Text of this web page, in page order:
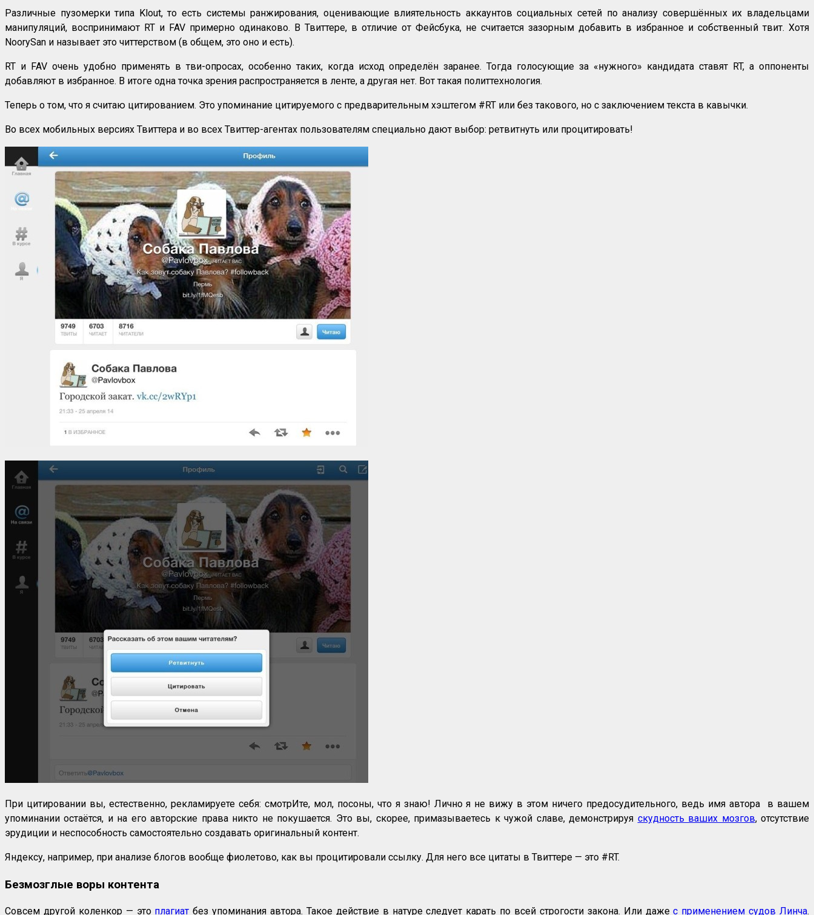
Различные пузомерки типа Klout, то есть системы ранжирования, оценивающие влиятельность аккаунтов социальных сетей по анализу совершённых их владельцами
манипуляций, воспринимают RT и FAV примерно одинаково. В Твиттере, в отличие от Фейсбука, не считается зазорным добавить в избранное и собственный твит. Хотя
NoorySan и называет это читтерством (в общем, это оно и есть).
RT и FAV очень удобно применять в тви-опросах, особенно таких, когда исход определён заранее. Тогда голосующие за «нужного» кандидата ставят RT, а оппоненты
добавляют в избранное. В итоге одна точка зрения распространяется в ленте, а другая нет. Вот такая политтехнология.
Теперь о том, что я считаю цитированием. Это упоминание цитируемого с предварительным хэштегом #RT или без такового, но с заключением текста в кавычки.
Во всех мобильных версиях Твиттера и во всех Твиттер-агентах пользователям специально дают выбор: ретвитнуть или процитировать!
При цитировании вы, естественно, рекламируете себя: смотрИте, мол, посоны, что я знаю! Лично я не вижу в этом ничего предосудительного, ведь имя автора в вашем
упоминании остаётся, и на его авторские права никто не покушается. Это вы, скорее, примазываетесь к чужой славе, демонстрируя скудность ваших мозгов, отсутствие
эрудиции и неспособность самостоятельно создавать оригинальный контент.
Яндексу, например, при анализе блогов вообще фиолетово, как вы процитировали ссылку. Для него все цитаты в Твиттере — это #RT.
Безмозглые воры контента
Совсем другой коленкор — это плагиат без упоминания автора. Такое действие в натуре следует карать по всей строгости закона. Или дажес применением судов Линча.